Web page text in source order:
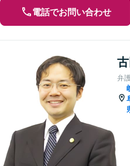
電話でお問い合わせ
弁